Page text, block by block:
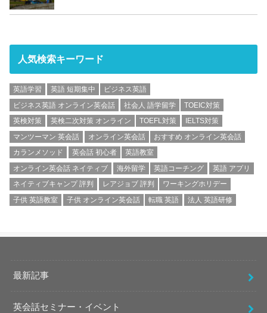
人気検索キーワード
英語学習 英語 短期集中
ビジネス英語
ビジネス英語 オンライン英会話
社会人 語学留学
TOEIC対策
英検対策
英検二次対策 オンライン TOEFL対策
IELTS対策
マンツーマン 英会話
オンライン英会話
おすすめ オンライン英会話
カランメソッド
英会話 初心者
英語教室
オンライン英会話 ネイティブ
海外留学 英語コーチング
英語 アプリ
ネイティブキャンプ 評判
レアジョブ 評判
ワーキングホリデー
子供 英語教室
子供 オンライン英会話 転職 英語 法人 英語研修
最新記事
英会話セミナー・イベント